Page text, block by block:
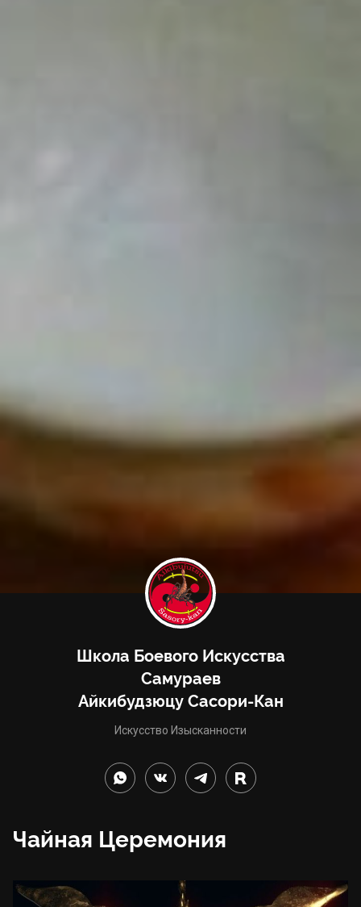
Школа Боевого Искусства
Самураев
Айкибудзюцу Сасори-Кан
Искусство Изысканности
Чайная Церемония